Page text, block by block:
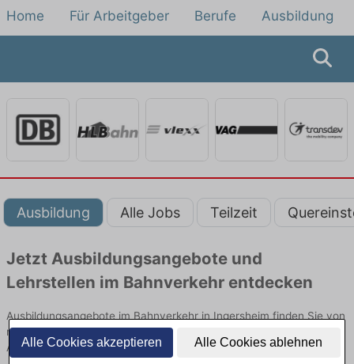
Alle Cookies akzeptieren Alle Cookies ablehnen
Home Für Arbeitgeber Berufe Ausbildung
Ausbildung Alle Jobs Teilzeit
Jetzt Ausbildungsangebote und
Lehrstellen im Bahnverkehr entdecken
Ausbildungsangebote im Bahnverkehr in Ingersheim finden Sie von
namhaften Firmen. Entdecken Sie freie Optionen von Top-
Arbeitgebern und bewerben Sie sich noch heute.